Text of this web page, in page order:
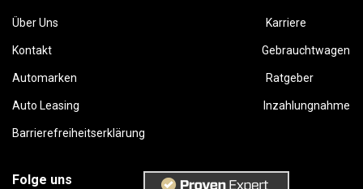
Über Uns Karriere
Kontakt Gebrauchtwagen
Automarken Ratgeber
Auto Leasing Inzahlungnahme
Barrierefreiheitserklärung
Folge uns